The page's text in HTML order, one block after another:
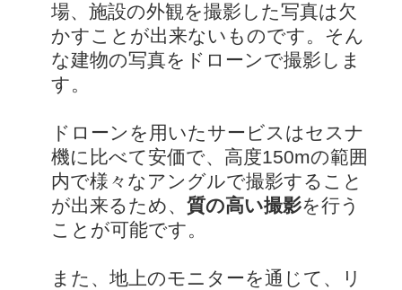
場、施設の外観を撮影した写真は欠
かすことが出来ないものです。そん
な建物の写真をドローンで撮影しま
す。
ドローンを用いたサービスはセスナ
機に比べて安価で、高度150mの範囲
内で様々なアングルで撮影すること
が出来るため、 質の高い撮影を行う
ことが可能です。
また、地上のモニターを通じて、リ